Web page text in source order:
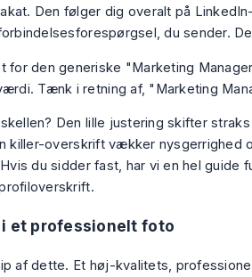
Den følger dig overalt på
du sender.
for den generiske "Marketing
Tænk i retning af, "Marketing
Den lille justering skifter
killer-overskrift vækker nysgerrighed
du sidder fast, har vi en hel guide
.
et professionelt foto
af dette. Et høj-kvalitets,